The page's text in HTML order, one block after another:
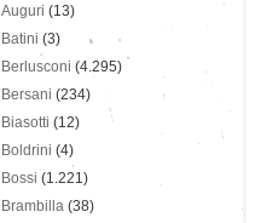
Auguri (13)
Batini (3)
Berlusconi (4.295)
Bersani (234)
Biasotti (12)
Boldrini (4)
Bossi (1.221)
Brambilla (38)